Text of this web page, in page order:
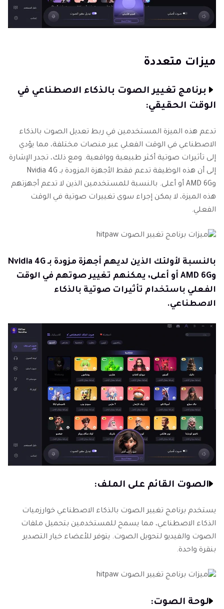
ميزات متعددة
برنامج تغيير الصوت بالذكاء الاصطناعي في
الوقت الحقيقي:
تدعم هذه الميزة المستخدمين في ربط تعديل الصوت بالذكاء
الاصطناعي في الوقت الفعلي عبر منصات مختلفة، مما يؤدي
إلى تأثيرات صوتية أكثر طبيعية وواقعية. ومع ذلك، تجدر الإشارة
إلى أن هذه الوظيفة تدعم فقط الأجهزة المزودة بـ Nvidia 4G
وAMD 6G أو أعلى. بالنسبة للمستخدمين الذين لا تدعم أجهزتهم
هذه الميزة، لا يمكن إجراء سوى تغييرات صوتية في الوقت
الفعلي.
بالنسبة لأولئك الذين لديهم أجهزة مزودة بـ Nvidia 4G
وAMD 6G أو أعلى، يمكنهم تغيير صوتهم في الوقت
الفعلي باستخدام تأثيرات صوتية بالذكاء
الاصطناعي.
الصوت القائم على الملف:
يستخدم برنامج تغيير الصوت بالذكاء الاصطناعي خوارزميات
الذكاء الاصطناعي، مما يسمح للمستخدمين بتحميل ملفات
الصوت والفيديو لتحويل الصوت. يتوفر للأعضاء خيار التصدير
بنقرة واحدة.
لوحة الصوت: